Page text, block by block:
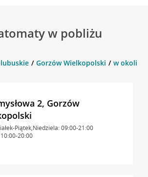
w pobliżu
Gorzów Wielkopolski w okolicy
2, Gorzów
Piątek,Niedziela: 09:00-21:00
20:00